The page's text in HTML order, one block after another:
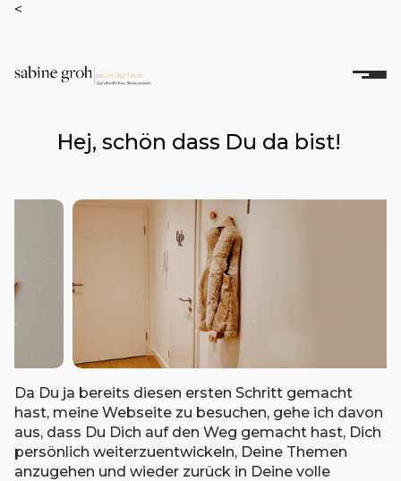
<
Hej, schön dass Du da bist!
Da Du ja bereits diesen ersten Schritt gemacht
hast, meine Webseite zu besuchen, gehe ich davon
aus, dass Du Dich auf den Weg gemacht hast, Dich
persönlich weiterzuentwickeln, Deine Themen
anzugehen und wieder zurück in Deine volle